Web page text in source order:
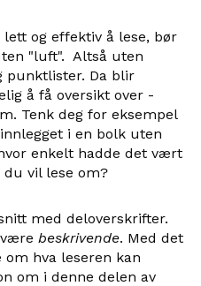
og effektiv å lese, bør
"luft". Altså uten
punktlister. Da blir
å få oversikt over -
Tenk deg for eksempel
i en bolk uten
enkelt hadde det vært
vil lese om?
med deloverskrifter.
beskrivende. Med det
om hva leseren kan
om i denne delen av